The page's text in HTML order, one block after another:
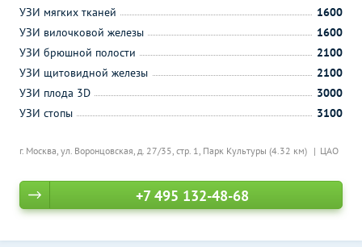
г. Москва, ул. Воронцовская, д. 27/35, стр. 1, Парк Культуры (4.32 км) ЦАО
УЗИ мягких тканей
1600
УЗИ вилочковой железы
1600
УЗИ брюшной полости
2100
УЗИ щитовидной железы
2100
УЗИ плода 3D
3000
УЗИ стопы
3100
+7 495 132-48-68